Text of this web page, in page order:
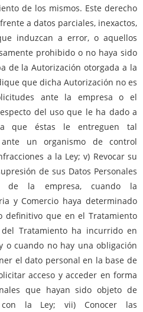
de los mismos. Este derecho
a datos parciales, inexactos,
induzcan a error, o aquellos
prohibido o no haya sido
de la Autorización otorgada a la
que dicha Autorización no es
ante la empresa o el
del uso que le ha dado a
que éstas le entreguen tal
un organismo de control
a la Ley; v) Revocar su
de sus Datos Personales
la empresa, cuando la
y Comercio haya determinado
definitivo que en el Tratamiento
Tratamiento ha incurrido en
o cuando no hay una obligación
el dato personal en la base de
acceso y acceder en forma
que hayan sido objeto de
la Ley; vii) Conocer las